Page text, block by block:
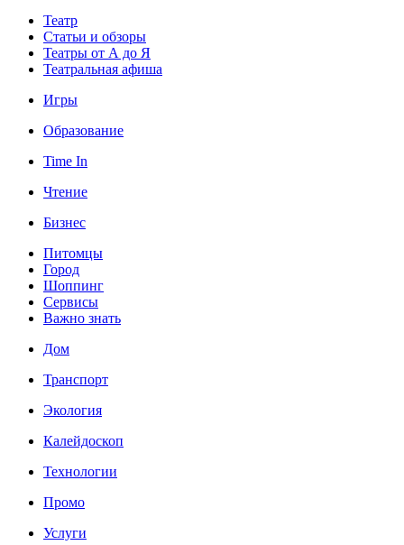
Театр
Статьи и обзоры
Театры от А до Я
Театральная афиша
Игры
Образование
Time In
Чтение
Бизнес
Питомцы
Город
Шоппинг
Сервисы
Важно знать
Дом
Транспорт
Экология
Калейдоскоп
Технологии
Промо
Услуги